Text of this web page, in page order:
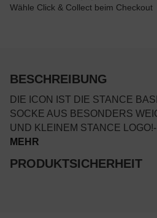
Wähle Click & Collect beim Checkout
BESCHREIBUNG
DIE ICON IST DIE STANCE
SOCKE AUS BESONDERS
UND KLEINEM STANCE
MEHR
PRODUKTSICHERHEIT